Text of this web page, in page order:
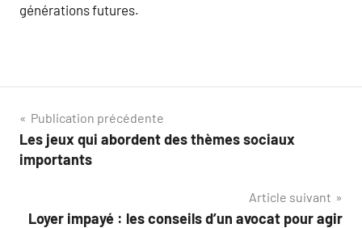
générations futures.
Navigation
de
Publication précédente
Les jeux qui abordent des thèmes sociaux
importants
Article suivant
Loyer impayé : les conseils d’un avocat pour agir